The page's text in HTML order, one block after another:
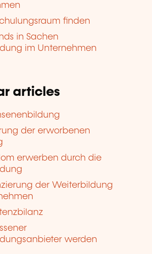
finden
in Sachen
im Unternehmen
articles
der erworbenen
erwerben durch die
der Weiterbildung
werden